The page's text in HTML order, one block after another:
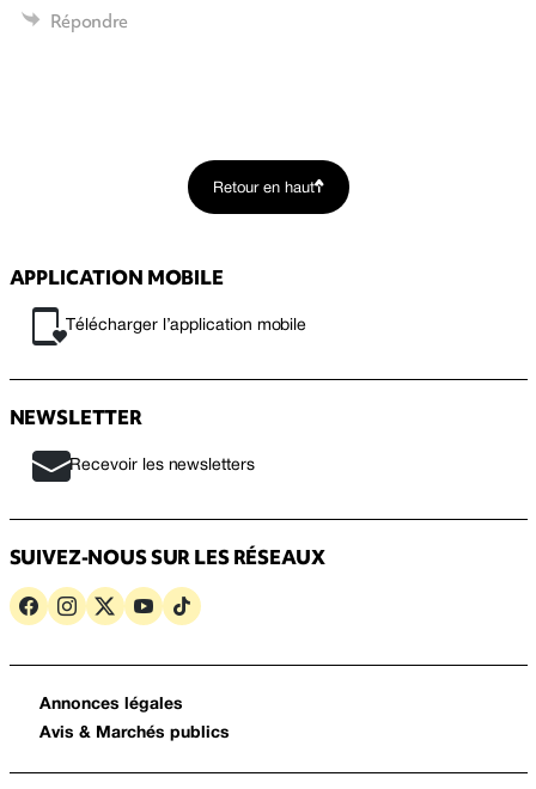
Répondre
Retour en haut
APPLICATION MOBILE
Télécharger l’application mobile
NEWSLETTER
Recevoir les newsletters
SUIVEZ-NOUS SUR LES RÉSEAUX
Annonces légales
Avis & Marchés publics